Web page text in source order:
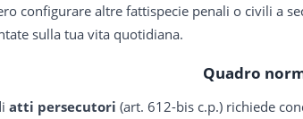
configurare altre fattispecie penali o civili a
sulla tua vita quotidiana.
Quadro
atti persecutori (art. 612-bis c.p.) richiede